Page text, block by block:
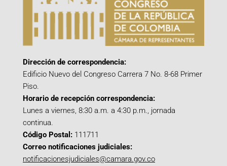
Dirección de correspondencia:
Edificio Nuevo del Congreso Carrera 7 No. 8-68 Primer
Piso.
Horario de recepción correspondencia:
Lunes a viernes, 8:30 a.m. a 4:30 p.m., jornada
continua.
Código Postal: 111711
Correo notificaciones judiciales:
notificacionesjudiciales@camara.gov.co